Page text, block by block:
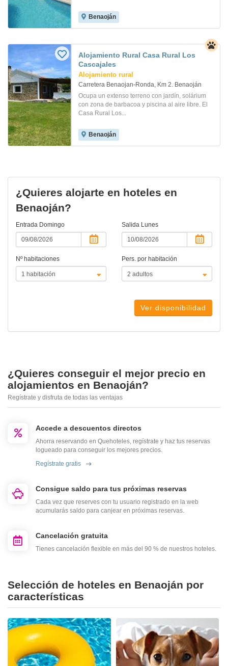
Benaoján
Alojamiento Rural Casa Rural Los
Cascajales
Alojamiento rural
Carretera Benaojan-Ronda, Km 2. Benaoján
Ocupa un extenso terreno con jardín, solárium
con zona de barbacoa y piscina al aire libre. El
Casa Rural Los...
Benaoján
¿Quieres alojarte en hoteles en
Benaoján?
Entrada Domingo Salida Lunes
Nº habitaciones Pers. por habitación
Ver disponibilidad
¿Quieres conseguir el mejor precio en
alojamientos en Benaoján?
Regístrate y disfruta de todas las ventajas
Accede a descuentos directos
Ahorra reservando en Quehoteles, regístrate y haz tus reservas
logueado para conseguir los mejores precios.
Regístrate gratis
Consigue saldo para tus próximas reservas
Cada vez que reserves con tu usuario registrado en la web
acumularás saldo para canjear en próximas reservas.
Cancelación gratuita
Tienes cancelación flexible en más del 90 % de nuestros hoteles.
Selección de hoteles en Benaoján por
características